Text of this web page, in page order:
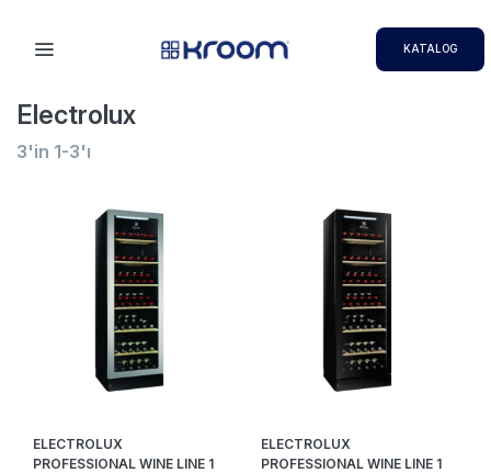
KATALOG
Electrolux
3'in 1-3'ı
ELECTROLUX
PROFESSIONAL WINE LINE 1
ELECTROLUX
PROFESSIONAL WINE LINE 1